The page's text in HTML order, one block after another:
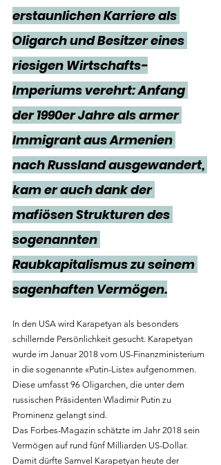
erstaunlichen Karriere als
Oligarch und Besitzer eines
riesigen Wirtschafts-
Imperiums verehrt: Anfang
der 1990er Jahre als armer
Immigrant aus Armenien
nach Russland ausgewandert,
kam er auch dank der
mafiösen Strukturen des
sogenannten
Raubkapitalismus zu seinem
sagenhaften Vermögen.
In den USA wird Karapetyan als besonders
schillernde Persönlichkeit gesucht. Karapetyan
wurde im Januar 2018 vom US-Finanzministerium
in die sogenannte «Putin-Liste» aufgenommen.
Diese umfasst 96 Oligarchen, die unter dem
russischen Präsidenten Wladimir Putin zu
Prominenz gelangt sind.
Das Forbes-Magazin schätzte im Jahr 2018 sein
Vermögen auf rund fünf Milliarden US-Dollar.
Damit dürfte Samvel Karapetyan heute der